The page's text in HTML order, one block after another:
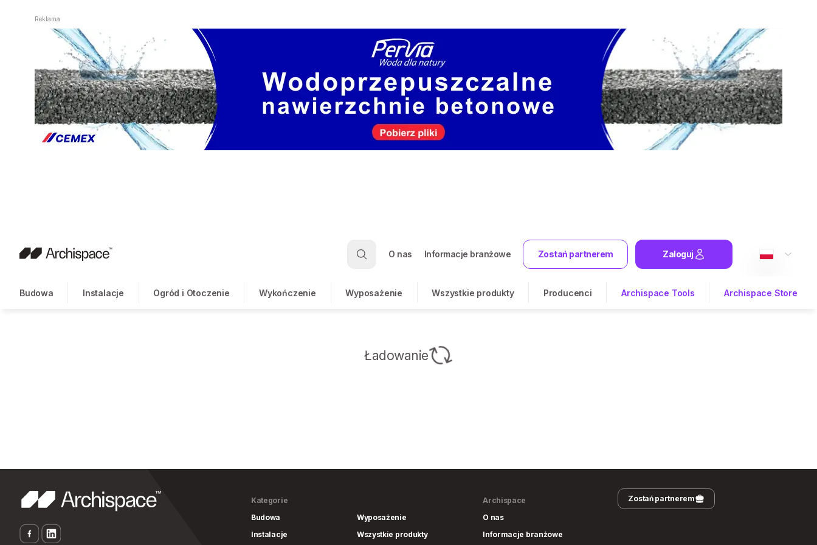
Reklama
O nas Informacje branżowe Zostań partnerem Zaloguj
Budowa Instalacje Ogród i Otoczenie Wykończenie Wyposażenie Wszystkie produkty Producenci Archispace Tools Archispace Store
Ładowanie
Kategorie
Budowa
Instalacje
Wyposażenie
Wszystkie produkty
Archispace
O nas
Informacje branżowe
Zostań partnerem